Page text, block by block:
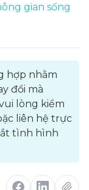
gian sống
hợp nhằm
đổi mà
lòng kiểm
liên hệ trực
tình hình